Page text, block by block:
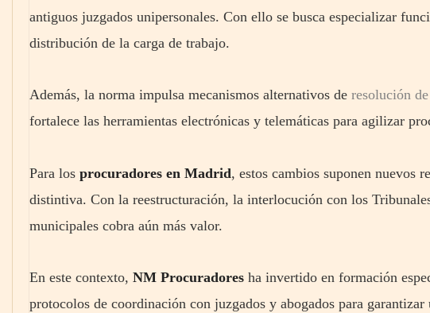
antiguos juzgados unipersonales. Con ello se busca especializar
distribución de la carga de trabajo.
Además, la norma impulsa mecanismos alternativos de resolución
fortalece las herramientas electrónicas y telemáticas para agilizar
Para los procuradores en Madrid, estos cambios suponen nuevos
distintiva. Con la reestructuración, la interlocución con los
municipales cobra aún más valor.
En este contexto, NM Procuradores ha invertido en formación
protocolos de coordinación con juzgados y abogados para